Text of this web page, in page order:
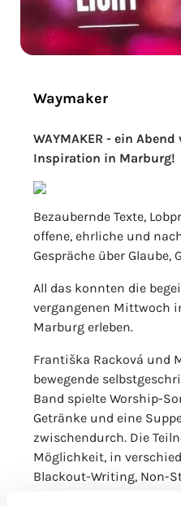
Waymaker
WAYMAKER - ein
Inspiration in Marburg!
Bezaubernde Texte,
offene, ehrliche und
Gespräche über Glaube,
All das konnten die
vergangenen Mittwoch
Marburg erleben.
Františka Racková und
bewegende
Band spielte Worship-
Getränke und eine
zwischendurch. Die
Möglichkeit, in
Blackout-Writing, Non-